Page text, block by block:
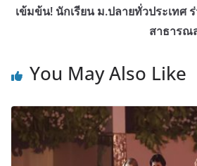
เข้มข้น! นักเรียน ม.ปลายทั่วประเทศ
สาธารณ
You May Also Like